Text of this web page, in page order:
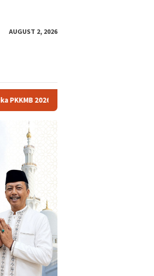
AUGUST 2, 2026
Ajak Mahasiswa Berani Memulai